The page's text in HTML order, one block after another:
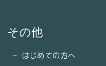
その他
はじめての方へ